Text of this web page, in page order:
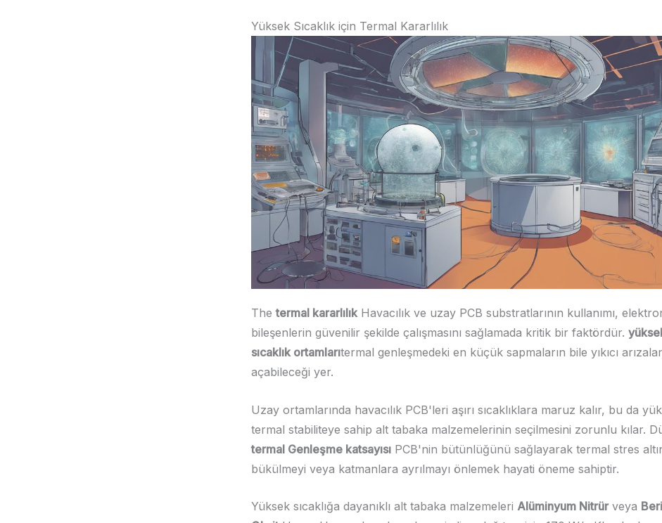
Yüksek Sıcaklık için Termal Kararlılık
Thetermal kararlılık Havacılık ve uzay PCB substratlarının kullanımı,
bileşenlerin güvenilir şekilde çalışmasını sağlamada kritik bir faktördür.
sıcaklık ortamlarıtermal genleşmedeki en küçük sapmaların bile yıkıcı
açabileceği yer.
Uzay ortamlarında havacılık PCB'leri aşırı sıcaklıklara maruz kalır, bu da
termal stabiliteye sahip alt tabaka malzemelerinin seçilmesini zorunlu kılar.
termal Genleşme katsayısı PCB'nin bütünlüğünü sağlayarak termal stres
bükülmeyi veya katmanlara ayrılmayı önlemek hayati öneme sahiptir.
Yüksek sıcaklığa dayanıklı alt tabaka malzemeleri Alüminyum Nitrür veya